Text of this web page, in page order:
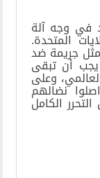
في وجه آلة
المتحدة.
جريمة ضد
يجب أن تبقى
وعلى
نضالهم
الكامل